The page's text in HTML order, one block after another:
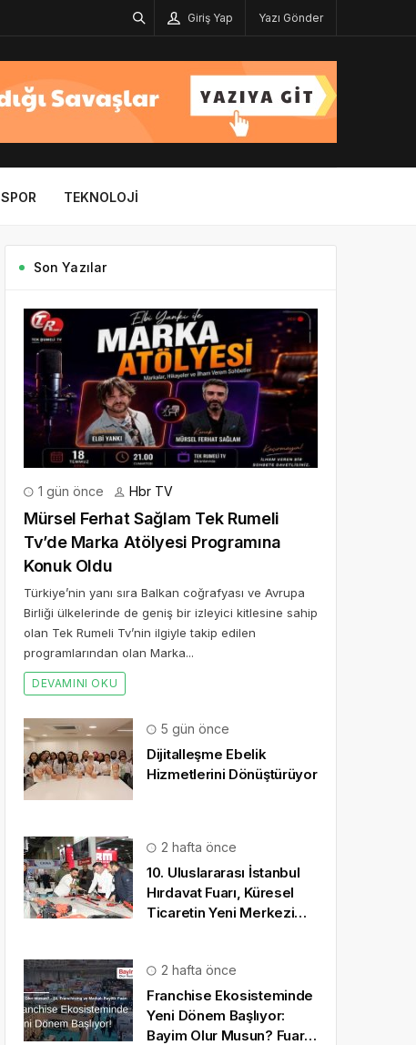
Giriş Yap Yazı Gönder
SPOR TEKNOLOJI
Son Yazılar
1 gün önce Hbr TV
Mürsel Ferhat Sağlam Tek Rumeli
Tv’de Marka Atölyesi Programına
Konuk Oldu
Türkiye’nin yanı sıra Balkan coğrafyası ve Avrupa
Birliği ülkelerinde de geniş bir izleyici kitlesine sahip
olan Tek Rumeli Tv’nin ilgiyle takip edilen
programlarından olan Marka...
DEVAMINI OKU
5 gün önce
Dijitalleşme Ebelik
Hizmetlerini Dönüştürüyor
2 hafta önce
10. Uluslararası İstanbul
Hırdavat Fuarı, Küresel
Ticaretin Yeni Merkezi
2 hafta önce
Franchise Ekosisteminde
Yeni Dönem Başlıyor:
Bayim Olur Musun? Fuarı